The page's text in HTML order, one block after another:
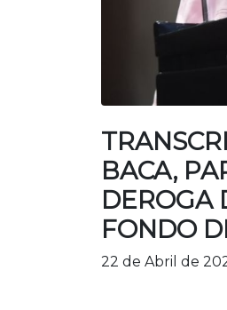
BACA,
DEROGA
FONDO
22 de Abril de